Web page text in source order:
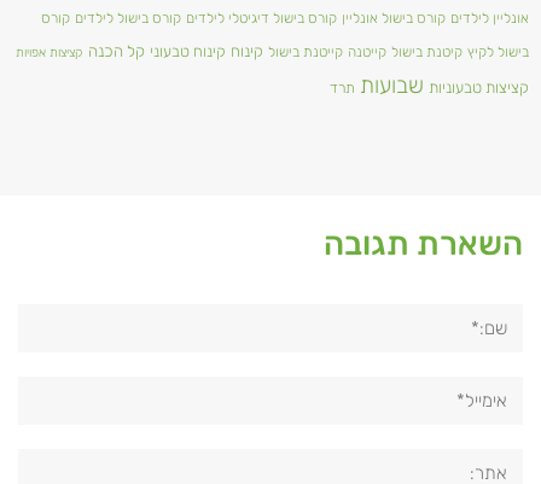
אונליין לילדים קורס בישול אונליין קורס בישול דיגיטלי לילדים קורס בישול לילדים קורס
בישול לקיץ קיטנת בישול קייטנה קייטנת בישול קינוח קינוח טבעוני קל הכנה קציצות אפויות
קציצות טבעוניות שבועות תרד
השארת תגובה